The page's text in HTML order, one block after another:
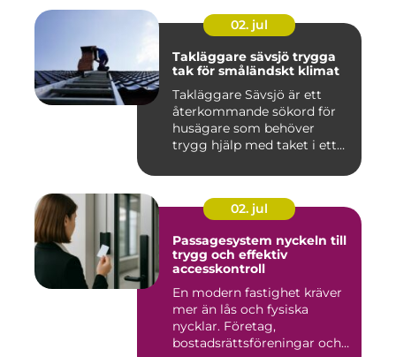
02. jul
Takläggare sävsjö trygga
tak för småländskt klimat
Takläggare Sävsjö är ett
återkommande sökord för
husägare som behöver
trygg hjälp med taket i ett
02. jul
Passagesystem nyckeln till
trygg och effektiv
accesskontroll
En modern fastighet kräver
mer än lås och fysiska
nycklar. Företag,
bostadsrättsföreningar och